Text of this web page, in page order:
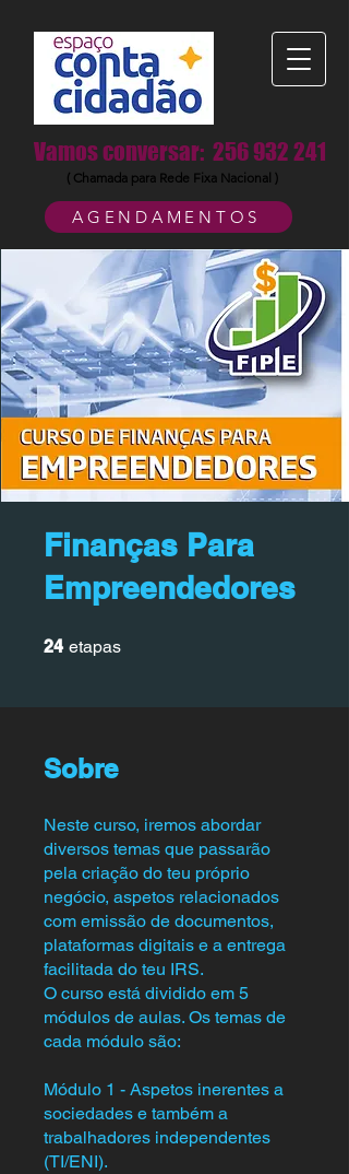
Vamos conversar: 256 932 241
AGENDAMENTOS
( Chamada para Rede Fixa Nacional )
Finanças Para
Empreendedores
24 etapas
Sobre
Neste curso, iremos abordar
diversos temas que passarão
pela criação do teu próprio
negócio, aspetos relacionados
com emissão de documentos,
plataformas digitais e a entrega
facilitada do teu IRS.
O curso está dividido em 5
módulos de aulas. Os temas de
cada módulo são:
Módulo 1 - Aspetos inerentes a
sociedades e também a
trabalhadores independentes
(TI/ENI).